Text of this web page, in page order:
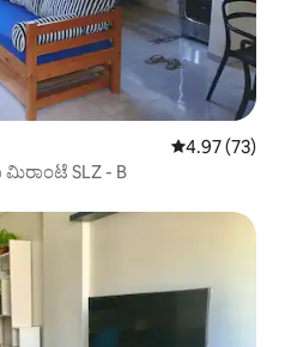
5 ರಲ್ಲಿ 4.97
4.97 (73)
ಮಿರಾಂಟೆ SLZ - B